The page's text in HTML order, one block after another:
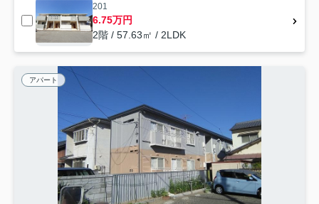
201
6.75万円
2階 / 57.63㎡ / 2LDK
アパート